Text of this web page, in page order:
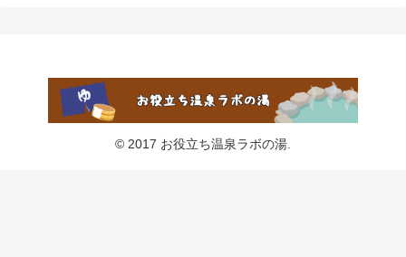
© 2017 お役立ち温泉ラボの湯.